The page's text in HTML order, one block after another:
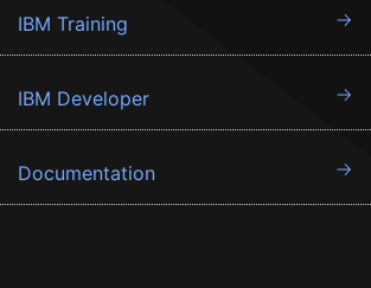
IBM Training
IBM Developer
Documentation